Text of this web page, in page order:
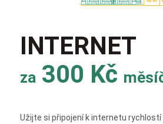
INTERNET
za300 Kč
Užijte si připojení k internetu rychlostí